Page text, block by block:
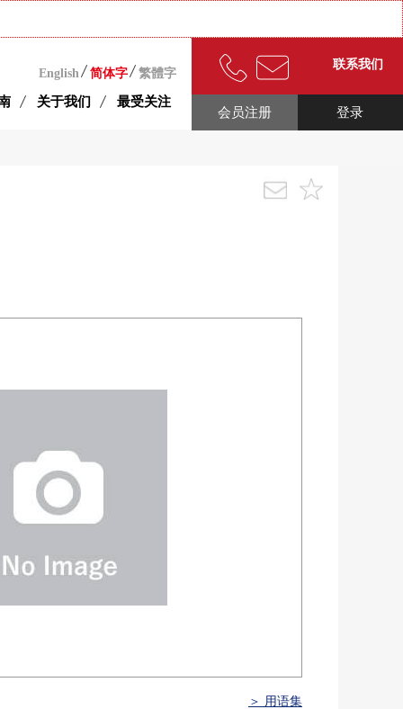
English 简体字 繁體字
关于我们 最受关注
联系我们
登录
会员注册
＞ 用语集